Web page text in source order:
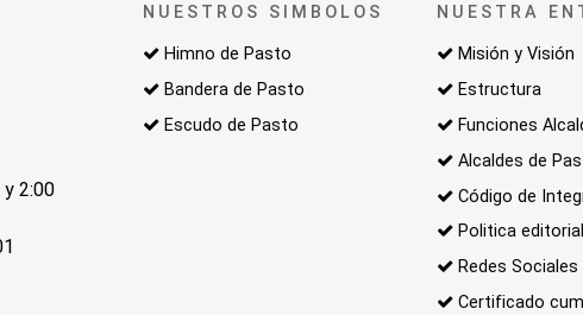
y 2:00
NUESTROS SIMBOLOS
Himno de Pasto
Bandera de Pasto
Escudo de Pasto
NUESTRA
Misión y Visión
Estructura
Funciones
Alcaldes de
Código de
Politica editorial
Redes Sociales
Certificado